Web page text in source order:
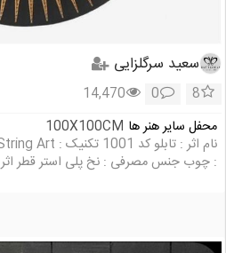
سعید سرگلزایی
8
0
14,470
محفل سایر هنر ها 100X100CM
: چوب جنس مصرفی : نخ پلی استر قطر اثر